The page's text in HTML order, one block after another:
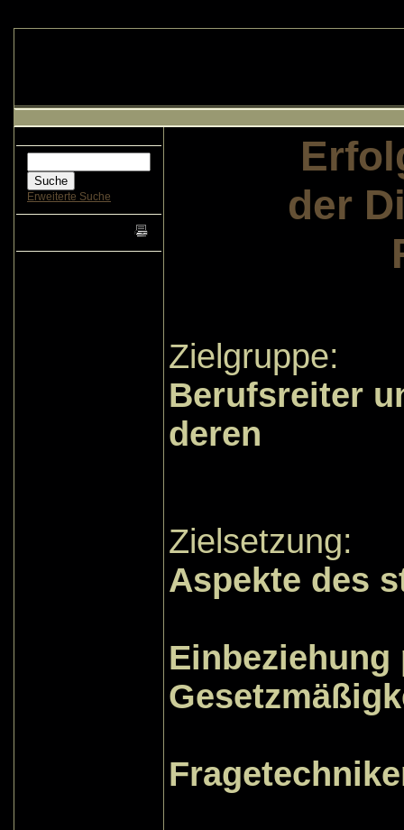
Erweiterte Suche
der
Zielgruppe:
Berufsreiter
deren
Zielsetzung:
Aspekte des